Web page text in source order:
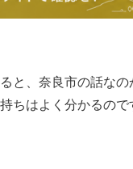
と、奈良市の話な
ちはよく分かるの